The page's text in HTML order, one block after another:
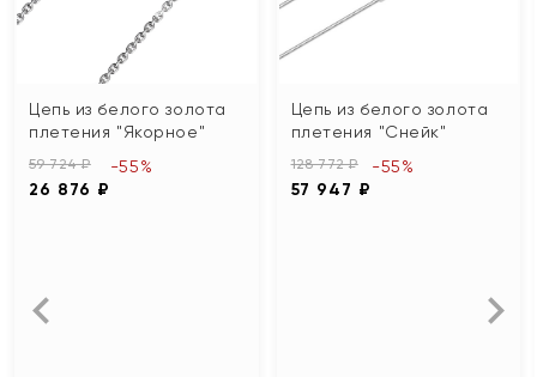
Цепь из белого золота
плетения "Якорное"
59 724 ₽
26 876 ₽
-55%
Цепь из белого золота
плетения "Снейк"
128 772 ₽
57 947 ₽
-55%